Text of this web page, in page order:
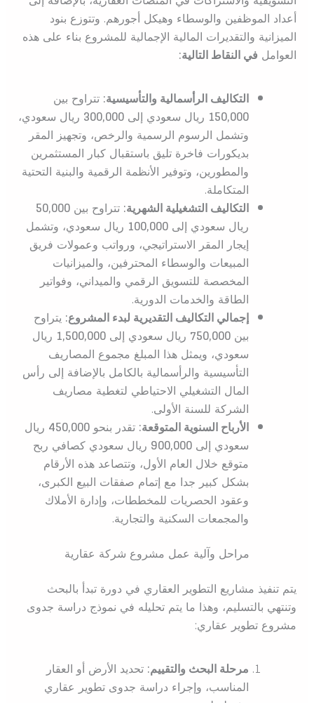
أعداد الموظفين والوسطاء وهيكل أجورهم. وتتوزع بنود
الميزانية والتقديرات المالية الإجمالية للمشروع بناء على هذه
العوامل في النقاط التالية:
التكاليف الرأسمالية والتأسيسية:تتراوح بين
150,000ريال سعودي إلى 300,000ريال سعودي،
وتشمل الرسوم الرسمية والرخص، وتجهيز المقر
بديكورات فاخرة تليق باستقبال كبار المستثمرين
والمطورين، وتوفير الأنظمة الرقمية والبنية التحتية
المتكاملة.
التكاليف التشغيلية الشهرية:تتراوح بين 50,000
ريال سعودي إلى 100,000ريال سعودي، وتشمل
إيجار المقر الاستراتيجي، ورواتب وعمولات فريق
المبيعات والوسطاء المحترفين، والميزانيات
المخصصة للتسويق الرقمي والميداني، وفواتير
الطاقة والخدمات الدورية.
إجمالي التكاليف التقديرية لبدء المشروع:يتراوح
بين 750,000ريال سعودي إلى 1,500,000ريال
سعودي، ويمثل هذا المبلغ مجموع المصاريف
التأسيسية والرأسمالية بالكامل بالإضافة إلى رأس
المال التشغيلي الاحتياطي لتغطية مصاريف
الشركة للسنة الأولى.
الأرباح السنوية المتوقعة:تقدر بنحو 450,000ريال
سعودي إلى 900,000ريال سعودي كصافي ربح
متوقع خلال العام الأول، وتتصاعد هذه الأرقام
بشكل كبير جدا مع إتمام صفقات البيع الكبرى،
وعقود الحصريات للمخططات، وإدارة الأملاك
والمجمعات السكنية والتجارية.
مراحل وآلية عمل مشروع شركة عقارية
يتم تنفيذ مشاريع التطوير العقاري في دورة تبدأ بالبحث
وتنتهي بالتسليم، وهذا ما يتم تحليله في نموذج دراسة جدوى
مشروع تطوير عقاري:
مرحلة البحث والتقييم:تحديد الأرض أو العقار
المناسب، وإجراء دراسة جدوى تطوير عقاري